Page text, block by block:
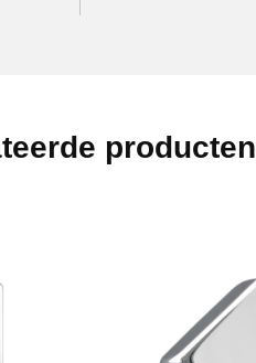
producten